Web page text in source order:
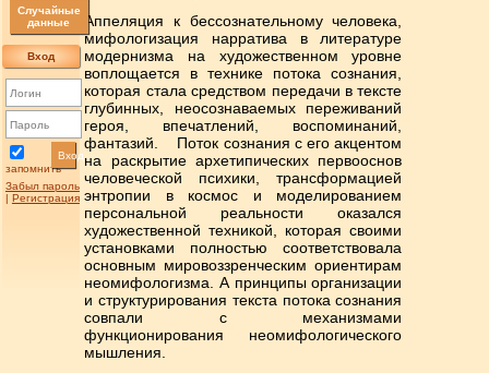
Случайные
данные
Вход
запомнить
Вход
Забыл пароль
| Регистрация
Аппеляция к бессознательному человека,
мифологизация нарратива в литературе
модернизма на художественном уровне
воплощается в технике потока сознания,
которая стала средством передачи в тексте
глубинных, неосознаваемых переживаний
героя, впечатлений, воспоминаний,
фантазий. Поток сознания с его акцентом
на раскрытие архетипических первооснов
человеческой психики, трансформацией
энтропии в космос и моделированием
персональной реальности оказался
художественной техникой, которая своими
установками полностью соответствовала
основным мировоззренческим ориентирам
неомифологизма. А принципы организации
и структурирования текста потока сознания
совпали с механизмами
функционирования неомифологического
мышления.